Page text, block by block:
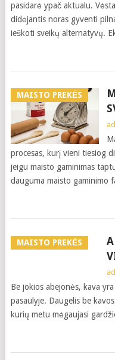
pasidarė ypač aktualu.
didėjantis noras gyventi
ieškoti sveikų alternatyvų.
MAISTO PREKĖS
procesas, kurį vieni tiesiog
jeigu maisto gaminimas
dauguma maisto gaminimo
MAISTO PREKĖS
Be jokios abejonės, kava
pasaulyje. Daugelis be
kurių metu mėgaujasi